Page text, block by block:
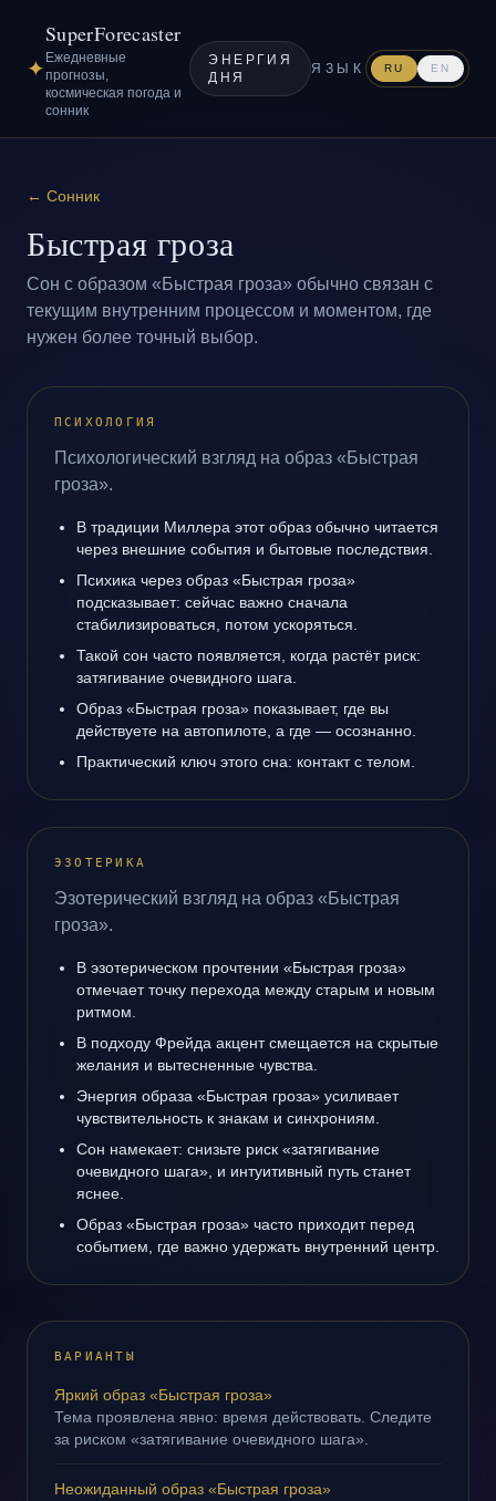
✦
SuperForecaster
Ежедневные
прогнозы,
космическая погода и
сонник
ЭНЕРГИЯ
ДНЯ
ЯЗЫК RU EN
← Сонник
Быстрая гроза
Сон с образом «Быстрая гроза» обычно связан с
текущим внутренним процессом и моментом, где
нужен более точный выбор.
ПСИХОЛОГИЯ
Психологический взгляд на образ «Быстрая
гроза».
В традиции Миллера этот образ обычно читается
через внешние события и бытовые последствия.
Психика через образ «Быстрая гроза»
подсказывает: сейчас важно сначала
стабилизироваться, потом ускоряться.
Такой сон часто появляется, когда растёт риск:
затягивание очевидного шага.
Образ «Быстрая гроза» показывает, где вы
действуете на автопилоте, а где — осознанно.
Практический ключ этого сна: контакт с телом.
ЭЗОТЕРИКА
Эзотерический взгляд на образ «Быстрая
гроза».
В эзотерическом прочтении «Быстрая гроза»
отмечает точку перехода между старым и новым
ритмом.
В подходу Фрейда акцент смещается на скрытые
желания и вытесненные чувства.
Энергия образа «Быстрая гроза» усиливает
чувствительность к знакам и синхрониям.
Сон намекает: снизьте риск «затягивание
очевидного шага», и интуитивный путь станет
яснее.
Образ «Быстрая гроза» часто приходит перед
событием, где важно удержать внутренний центр.
ВАРИАНТЫ
Яркий образ «Быстрая гроза»
Тема проявлена явно: время действовать. Следите
за риском «затягивание очевидного шага».
Неожиданный образ «Быстрая гроза»